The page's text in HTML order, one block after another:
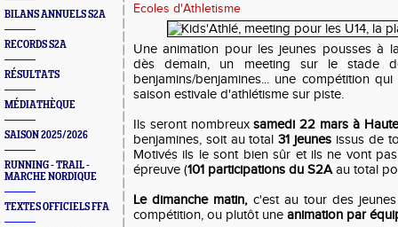
BILANS ANNUELS S2A
RECORDS S2A
RÉSULTATS
MÉDIATHÈQUE
SAISON 2025/2026
RUNNING - TRAIL -
MARCHE NORDIQUE
TEXTES OFFICIELS FFA
Ecoles d'Athletisme
Une animation pour les jeunes pousses à
dès demain, un meeting sur le stade
benjamins/benjamines... une compétition
saison estivale d'athlétisme sur piste.
Ils seront nombreuxsamedi 22 mars à
benjamines, soit au total31 jeunes issus de
Motivés ils le sont bien sûr et ils ne vont
épreuve (101 participations du S2Aau total
Le dimanche matin,c'est au tour des
compétition, ou plutôt une animation par